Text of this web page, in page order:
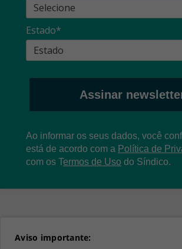
Estado*
Assinar
Ao informar os seus dados, você
está de acordo com a Política de
com os Termos de Uso do Síndico.
Aviso importante: